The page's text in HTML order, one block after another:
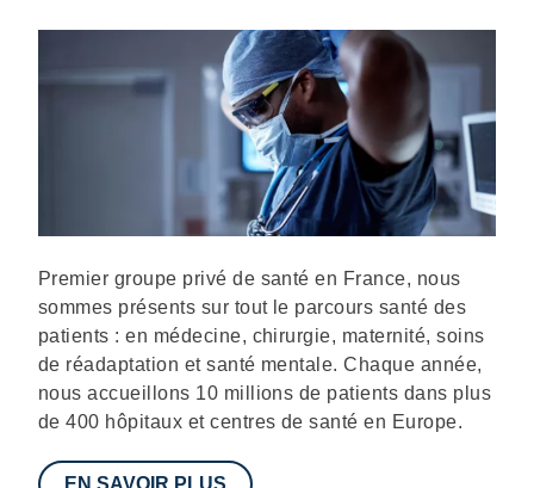
Description
Premier groupe privé de santé en France, nous
sommes présents sur tout le parcours santé des
patients : en médecine, chirurgie, maternité, soins
de réadaptation et santé mentale. Chaque année,
nous accueillons 10 millions de patients dans plus
de 400 hôpitaux et centres de santé en Europe.
EN SAVOIR PLUS